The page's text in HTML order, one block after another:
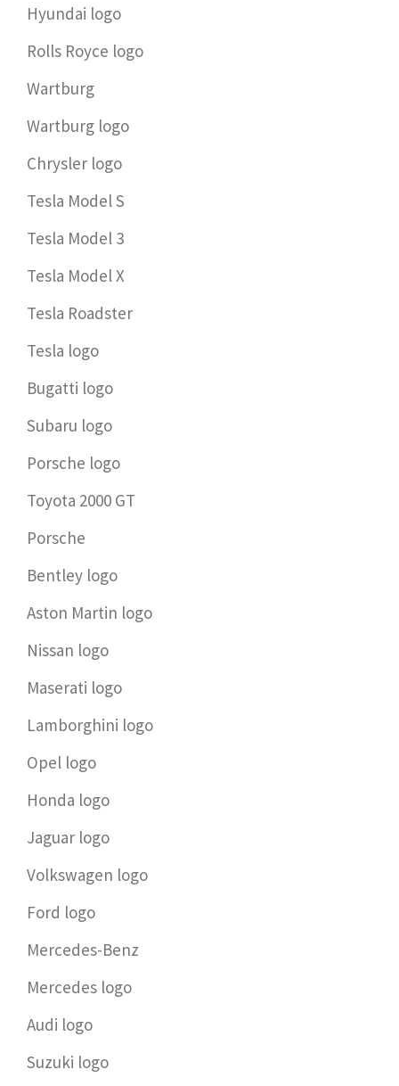
Hyundai logo
Rolls Royce logo
Wartburg
Wartburg logo
Chrysler logo
Tesla Model S
Tesla Model 3
Tesla Model X
Tesla Roadster
Tesla logo
Bugatti logo
Subaru logo
Porsche logo
Toyota 2000 GT
Porsche
Bentley logo
Aston Martin logo
Nissan logo
Maserati logo
Lamborghini logo
Opel logo
Honda logo
Jaguar logo
Volkswagen logo
Ford logo
Mercedes-Benz
Mercedes logo
Audi logo
Suzuki logo